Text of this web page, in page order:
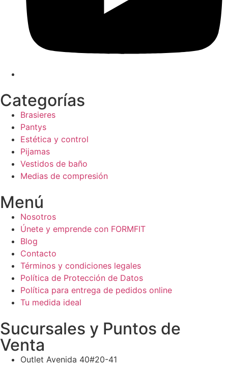
Categorías
Brasieres
Pantys
Estética y control
Pijamas
Vestidos de baño
Medias de compresión
Menú
Nosotros
Únete y emprende con FORMFIT
Blog
Contacto
Términos y condiciones legales
Política de Protección de Datos
Política para entrega de pedidos online
Tu medida ideal
Sucursales y Puntos de
Venta
Outlet Avenida 40#20-41